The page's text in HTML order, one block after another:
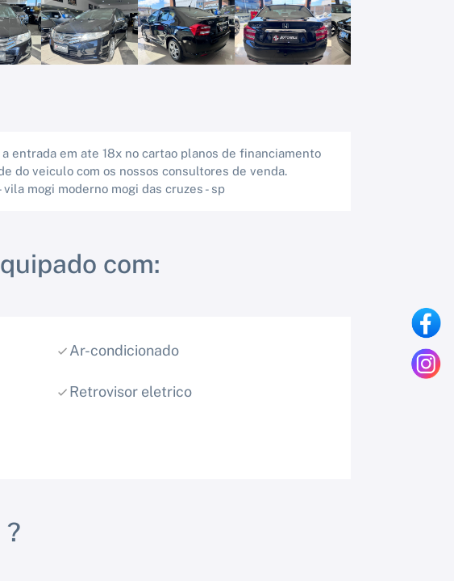
entrada em ate 18x no cartao planos de financiamento
do veiculo com os nossos consultores de venda.
mogi moderno mogi das cruzes - sp
com:
Ar-condicionado
Retrovisor eletrico
?